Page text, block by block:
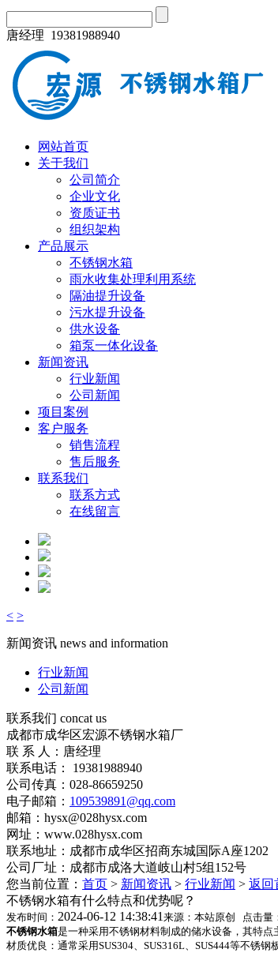
唐经理 19381988940
网站首页
关于我们
公司简介
企业文化
资质证书
组织架构
产品展示
不锈钢水箱
雨水收集处理利用系统
隔油提升设备
污水提升设备
供水设备
箱泵一体化设备
新闻资讯
行业新闻
公司新闻
项目案例
客户服务
销售流程
售后服务
联系我们
联系方式
在线留言
< >
新闻资讯 news and information
行业新闻
公司新闻
联系我们 concat us
成都市成华区宏源不锈钢水箱厂
联 系 人：唐经理
联系电话： 19381988940
公司传真：028-86659250
电子邮箱： 109539891@qq.com
邮箱：hysx@028hysx.com
网址：www.028hysx.com
联系地址：成都市成华区招商东城国际A座1202
公司厂址：成都市成洛大道岐山村5组152号
您当前位置： 首页 > 新闻资讯 > 行业新闻 > 返回
不锈钢水箱有什么特点和优势呢？
发布时间： 2024-06-12 14:38:41 来源：本站原创 点击量
不锈钢水箱是一种采用不锈钢材料制成的储水设备，其特点
材质优良：通常采用SUS304、SUS316L、SUS444等不锈